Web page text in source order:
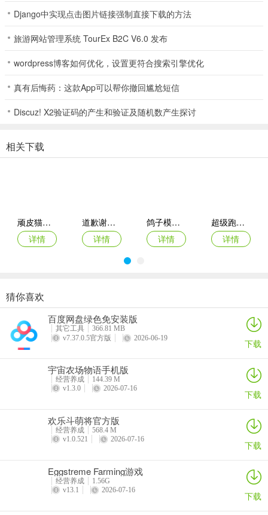
型设计样式，使沙龙更具吸引力，吸引更多顾客光临。
管理顾客满意度
游戏不仅仅是完成发型设计，玩家还需要关注顾客的满意度。每位顾
降，甚至离开沙龙。因此，玩家需要快速、精准地完成每项服务，以
主题新颖有创意：“以美发沙龙为主题的游戏比较独特，让玩家能够体
音效，营造出了非常愉快的游戏氛围。玩家在游戏过程中可以放松身
心，没有太大的压力，很适合在休闲时间游玩，缓解生活中的疲劳和
逐渐发展成为城里的知名美发屋，这种成长的过程让玩家有很强的成
就感。通过不断赚取金币、解锁新发型和升级设备，玩家能够看到自
己的努力得到回报，激励玩家持续投入游戏。”
免广告获得奖励
Django中实现点击图片链接强制直接下载的方法
旅游网站管理系统 TourEx B2C V6.0 发布
wordpress博客如何优化，设置更符合搜索引擎优化
真有后悔药：这款App可以帮你撤回尴尬短信
Discuz! X2验证码的产生和验证及随机数产生探讨
相关下载
顽皮猫生活模拟游戏免广告获得奖励
详情
道歉谢罪模拟游戏安卓版
详情
鸽子模拟器(鸽子模拟游戏)
详情
超级跑车驾驶布加迪模拟游戏破解版免广告
详情
18轮大卡车模拟游戏手机版
详情
宫斗这件小事(宫斗模拟游戏)
详情
美国农场模拟游戏破解版中文
车祸模拟器1(车祸模拟游戏)
猜你喜欢
百度网盘绿色免安装版
其它工具
366.81 MB
v7.37.0.5官方版
2026-06-19 下载
宇宙农场物语手机版
经营养成
144.39 M
v1.3.0
2026-07-16 下载
欢乐斗萌将官方版
经营养成
568.4 M
v1.0.521
2026-07-16 下载
Eggstreme Farming游戏
经营养成
1.56G
v13.1
2026-07-16 下载